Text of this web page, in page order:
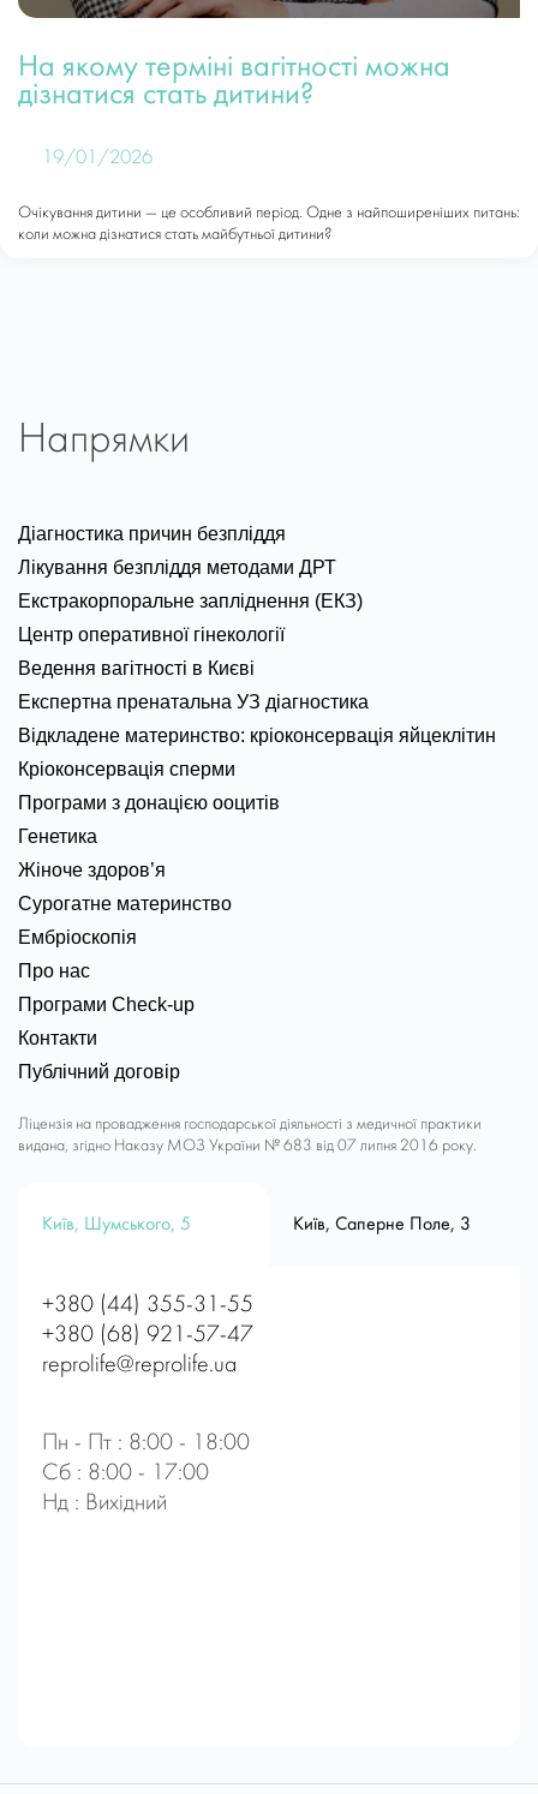
На якому терміні вагітності можна
дізнатися стать дитини?
19/01/2026
Очікування дитини — це особливий період. Одне з найпоширеніших питань:
коли можна дізнатися стать майбутньої дитини?
Напрямки
Діагностика причин безпліддя
Лікування безпліддя методами ДРТ
Екстракорпоральне запліднення (ЕКЗ)
Центр оперативної гінекології
Ведення вагітності в Києві
Експертна пренатальна УЗ діагностика
Відкладене материнство: кріоконсервація яйцеклітин
Кріоконсервація сперми
Програми з донацією ооцитів
Генетика
Жіноче здоров’я
Сурогатне материнство
Ембріоскопія
Про нас
Програми Check-up
Контакти
Публічний договір
Ліцензія на провадження господарської діяльності з медичної практики
видана, згідно Наказу МОЗ України № 683 від 07 липня 2016 року.
Київ, Шумського, 5 Київ, Саперне Поле, 3
+380 (44) 355-31-55
+380 (68) 921-57-47
reprolife@reprolife.ua
Пн - Пт : 8:00 - 18:00
Сб : 8:00 - 17:00
Нд : Вихідний